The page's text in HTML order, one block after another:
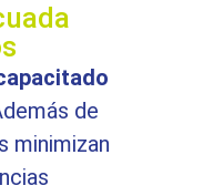
de
minimizan